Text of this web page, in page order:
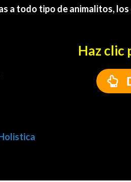
a todo tipo de animalitos, los
Haz clic